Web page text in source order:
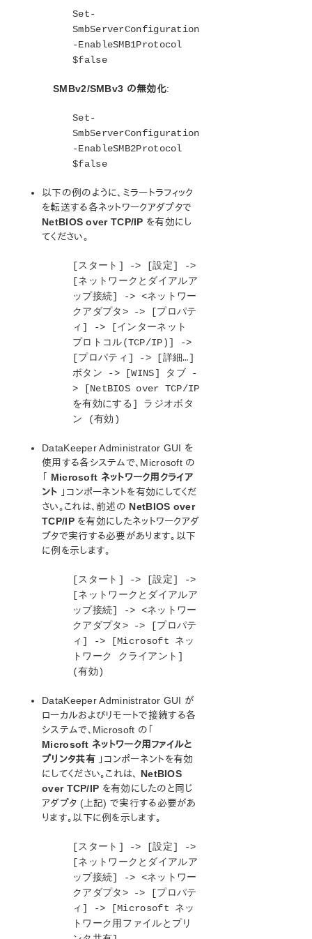
Set-
SmbServerConfiguration
-EnableSMB1Protocol
$false
SMBv2/SMBv3 の無効化:
Set-
SmbServerConfiguration
-EnableSMB2Protocol
$false
以下の例のように、ミラートラフィック
を転送する各ネットワークアダプタで
NetBIOS over TCP/IP を有効にし
てください。
[スタート] -> [設定] ->
[ネットワークとダイアルア
ップ接続] -> <ネットワー
クアダプタ> -> [プロパテ
ィ] -> [インターネット
プロトコル(TCP/IP)] ->
[プロパティ] -> [詳細…]
ボタン -> [WINS] タブ -
> [NetBIOS over TCP/IP
を有効にする] ラジオボタ
ン (有効)
DataKeeper Administrator GUI を
使用する各システムで、Microsoft の
Microsoft ネットワーク用クライア
ント 」コンポーネントを有効にしてくだ
さい。これは、前述の NetBIOS over
TCP/IPを有効にしたネットワークアダ
プタで実行する必要があります。以下
に例を示します。
[スタート] -> [設定] ->
[ネットワークとダイアルア
ップ接続] -> <ネットワー
クアダプタ> -> [プロパテ
ィ] -> [Microsoft ネッ
トワーク クライアント]
(有効)
DataKeeper Administrator GUI が
ローカルおよびリモートで接続する各
システムで、Microsoft の「
Microsoft ネットワーク用ファイルと
プリンタ共有」コンポーネントを有効
にしてください。これは、 NetBIOS
over TCP/IP を有効にしたのと同じ
アダプタ (上記) で実行する必要があ
ります。以下に例を示します。
[スタート] -> [設定] ->
[ネットワークとダイアルア
ップ接続] -> <ネットワー
クアダプタ> -> [プロパテ
ィ] -> [Microsoft ネッ
トワーク用ファイルとプリ